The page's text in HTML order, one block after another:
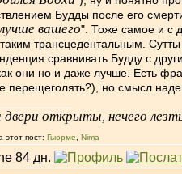
Будды после его
вашего". Тоже самое и с
трансцедентальным.
сравнивать Будду с
они но и даже лучше. Есть
перещеголять?), но смысл
двери открыты, нечего
этот пост: Гьюрме Nima